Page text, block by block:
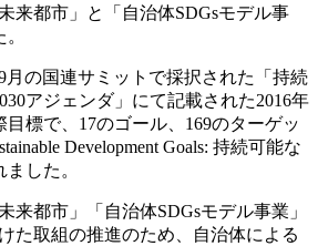
来都市」と「自治体SDGsモデル事
月の国連サミットで採択された「持続
アジェンダ」にて記載された2016年
目標で、17のゴール、169のターゲッ
Development Goals: 持続可能な
した。
来都市」「自治体SDGsモデル事業」
た取組の推進のため、自治体による